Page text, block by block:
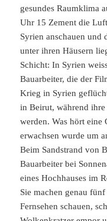
gesundes Raumklima
Uhr 15 Zement die
Syrien anschauen und
unter ihren Häusern
Schicht: In Syrien
Bauarbeiter, die der
Krieg in Syrien
in Beirut, während
werden. Was hört eine
erwachsen wurde um
Beim Sandstrand von
Bauarbeiter bei
eines Hochhauses im
Sie machen genau
Fernsehen schauen,